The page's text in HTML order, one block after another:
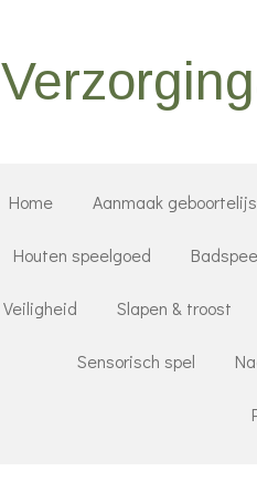
Home Aanmaak
Houten speelgoed
Veiligheid Slapen & troost
Sensorisch spel